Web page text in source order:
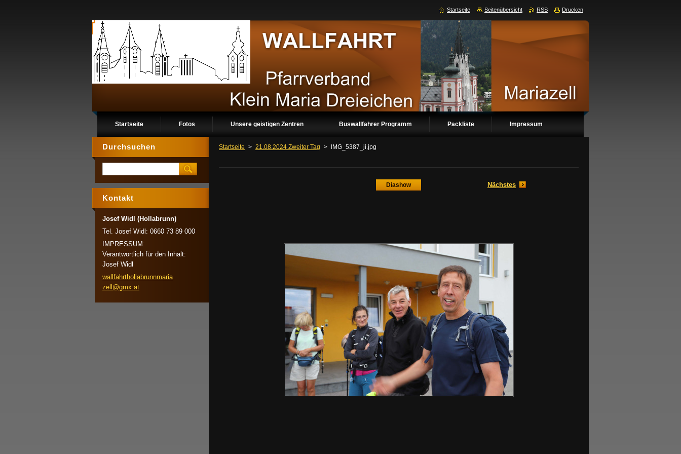
Startseite Fotos Unsere geistigen Zentren Buswallfahrer Programm Packliste Impressum
Startseite > 21.08.2024 Zweiter Tag > IMG_5387_ji.jpg
Diashow Nächstes
Durchsuchen
Kontakt
Josef Widl (Hollabrunn)
Tel. Josef Widl: 0660 73 89 000
IMPRESSUM:
Verantwortlich für den Inhalt:
Josef Widl
wallfahrthollabrunnmaria
zell@gmx.at
Startseite Seitenübersicht RSS Drucken